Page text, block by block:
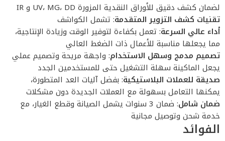
لضمان كشف دقيق للأوراق النقدية المزورة UV، MG، DD و IR
تقنيات كشف التزوير المتقدمة: تشمل الكواشف
أداء عالي السرعة: تعمل بكفاءة لتوفير الوقت وزيادة الإنتاجية،
مما يجعلها مناسبة للأعمال ذات الضغط العالي
تصميم مدمج وسهل الاستخدام: واجهة مريحة وتصميم عملي
يجعل الماكينة سهلة التشغيل حتى للمستخدمين الجدد
صديقة للعملات البلاستيكية: بفضل آليات العد المتطورة،
يمكنها التعامل بسهولة مع العملات الجديدة دون مشكلات
ضمان شامل
: ضمان 3 سنوات يشمل الصيانة وقطع الغيار، مع
خدمة شحن وتوصيل مجانية
الفوائد